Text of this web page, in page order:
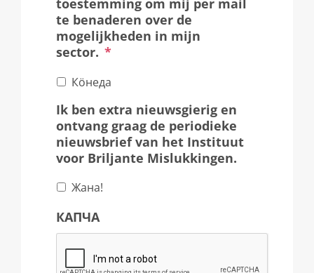
toestemming om mij per mail
te benaderen over de
mogelijkheden in mijn
sector. *
Кӧнеда
Ik ben extra nieuwsgierig en
ontvang graag de periodieke
nieuwsbrief van het Instituut
voor Briljante Mislukkingen.
Жана!
КАПЧА